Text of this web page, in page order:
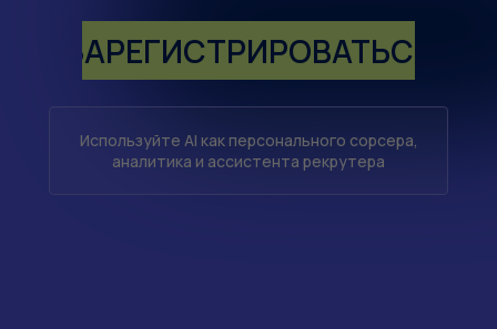
Используйте AI как персонального сорсера,
аналитика и ассистента рекрутера
ЗАРЕГИСТРИРОВАТЬСЯ